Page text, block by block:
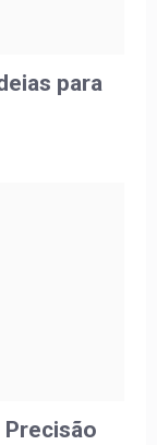
para
Precisão